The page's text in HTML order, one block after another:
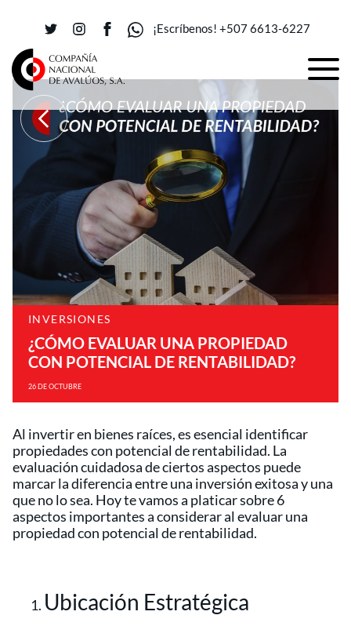
¡Escríbenos! +507 6613-6227
INVERSIONES
¿CÓMO EVALUAR UNA PROPIEDAD
CON POTENCIAL DE RENTABILIDAD?
26 DE OCTUBRE
Al invertir en bienes raíces, es esencial identificar
propiedades con potencial de rentabilidad. La
evaluación cuidadosa de ciertos aspectos puede
marcar la diferencia entre una inversión exitosa y una
que no lo sea. Hoy te vamos a platicar sobre 6
aspectos importantes a considerar al evaluar una
propiedad con potencial de rentabilidad.
Ubicación Estratégica